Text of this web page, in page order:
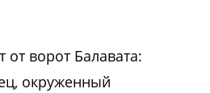
ворот Балавата:
окруженный